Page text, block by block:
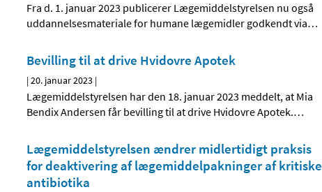
Fra d. 1. januar 2023 publicerer Lægemiddelstyrelsen nu også
uddannelsesmateriale for humane lægemidler godkendt via…
Bevilling til at drive Hvidovre Apotek
|20. januar 2023 |
Lægemiddelstyrelsen har den 18. januar 2023 meddelt, at Mia
Bendix Andersen får bevilling til at drive Hvidovre Apotek.…
Lægemiddelstyrelsen ændrer midlertidigt praksis
for deaktivering af lægemiddelpakninger af kritiske
antibiotika